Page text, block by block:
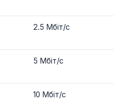
2.5 Мбіт/с
5 Мбіт/с
10 Мбіт/с